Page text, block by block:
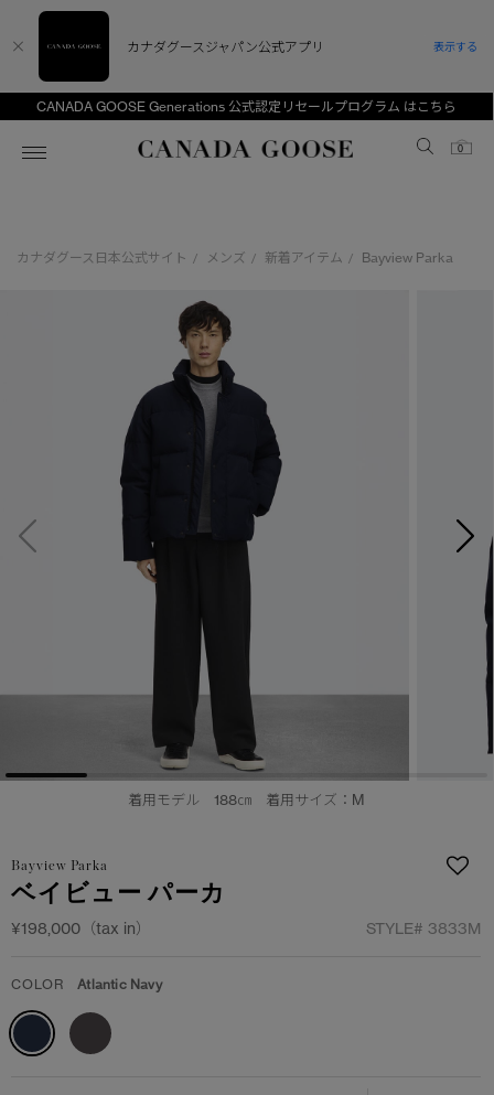
CANADA GOOSE Generations 公式認定リセールプログラム はこちら
Canada Goose
0
ディスカバー
アンバサダー
スプリングコレクション
新着アイテム
ベストセラー
サマー 26 コレクション
サマー 26 コレクションLOOK
日本限定モデル
スノーグース
メイドインジャパンTシャツ
アウターウェア
アパレル
アクセサリー
フットウェア
新着アイテム
ベストセラー
サマー 26 コレクション
サマー 26 コレクションLOOK
日本限定モデル
スノーグース
メイドインジャパンTシャツ
アウターウェア
アパレル
アクセサリー
フットウェア
ベビー（0‐24ヵ月)
キッズ（2‐7歳)
ユース（6＋歳)
コレクション
CANADA GOOSE Generationsは、アウター
ウェアの下取り・再販を通じて、長く愛される製
品の価値を受け継いでいきます。
アーカイブの希少なピースもご覧いただけます。
カナダグース日本公式サイト / メンズ / 新着アイテム / Bayview Parka
着用モデル 188㎝ 着用サイズ：M
Bayview Parka
ベイビュー パーカ
¥198,000（tax in） STYLE#3833M
COLOR Atlantic Navy
カナダグースジャパン公式アプリ 表示する